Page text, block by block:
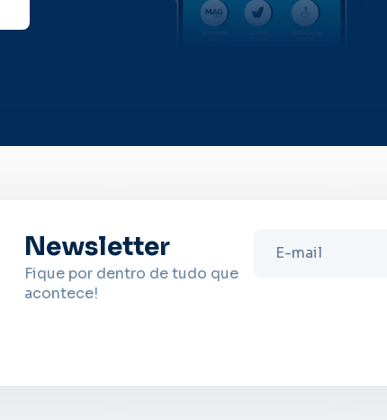
Newsletter
Fique por dentro de tudo que
acontece!